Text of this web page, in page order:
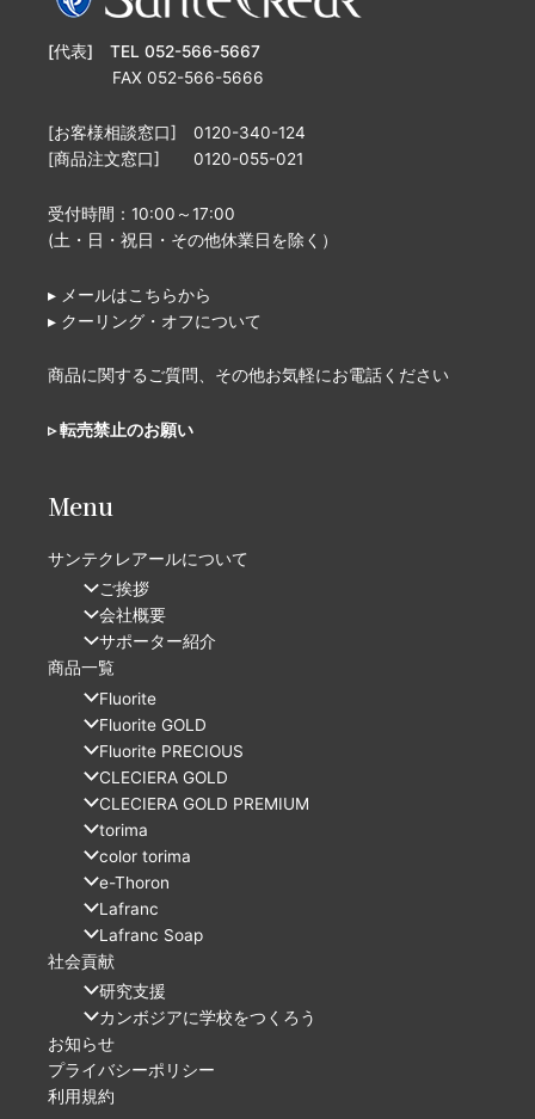
[代表] TEL 052-566-5667
FAX 052-566-5666
[お客様相談窓口] 0120-340-124
[商品注文窓口] 0120-055-021
受付時間：10:00～17:00
(土・日・祝日・その他休業日を除く）
▸ メールはこちらから
▸ クーリング・オフについて
商品に関するご質問、その他お気軽にお電話ください
▹ 転売禁止のお願い
Menu
サンテクレアールについて
ご挨拶
会社概要
サポーター紹介
商品一覧
Fluorite
Fluorite GOLD
Fluorite PRECIOUS
CLECIERA GOLD
CLECIERA GOLD PREMIUM​
torima
color torima
e-Thoron
Lafranc
Lafranc Soap
社会貢献
研究支援
カンボジアに学校をつくろう
お知らせ
プライバシーポリシー
利用規約